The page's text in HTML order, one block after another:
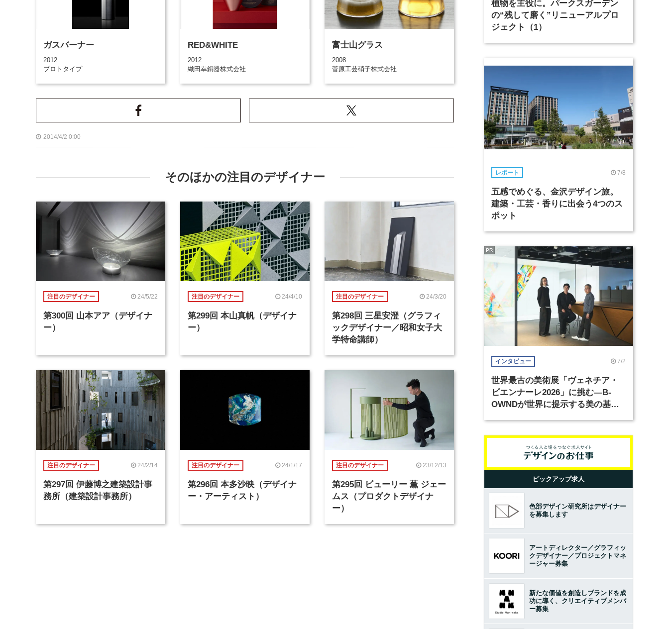
ガスバーナー
2012
プロトタイプ
RED&WHITE
2012
織田幸銅器株式会社
富士山グラス
2008
菅原工芸硝子株式会社
2014/4/2 0:00
そのほかの注目のデザイナー
注目のデザイナー 24/5/22
第300回 山本アア（デザイナ
ー）
注目のデザイナー 24/4/10
第299回 本山真帆（デザイナ
ー）
注目のデザイナー 24/3/20
第298回 三星安澄（グラフィ
ックデザイナー／昭和女子大
学特命講師）
注目のデザイナー 24/2/14
第297回 伊藤博之建築設計事
務所（建築設計事務所）
注目のデザイナー 24/1/17
第296回 本多沙映（デザイナ
ー・アーティスト）
注目のデザイナー 23/12/13
第295回 ビューリー 薫 ジェー
ムス（プロダクトデザイナ
ー）
植物を主役に。パークスガーデン
の“残して磨く”リニューアルプロ
ジェクト（1）
レポート 7/8
五感でめぐる、金沢デザイン旅。
建築・工芸・香りに出会う4つのス
ポット
インタビュー 7/2
世界最古の美術展「ヴェネチア・
ビエンナーレ2026」に挑む―B-
OWNDが世界に提示する美の基準
PR
ピックアップ求人
色部デザイン研究所はデザイナー
を募集します
アートディレクター／グラフィッ
クデザイナー／プロジェクトマネ
ージャー募集
新たな価値を創造しブランドを成
功に導く、クリエイティブメンバ
ー募集